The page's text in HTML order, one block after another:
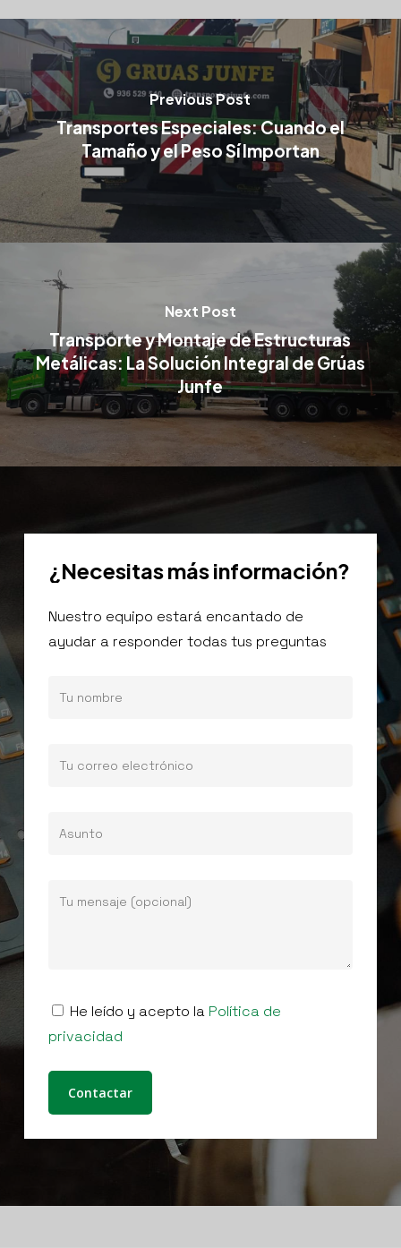
Previous Post
Transportes Especiales: Cuando el
Tamaño y el Peso Sí Importan
Next Post
Transporte y Montaje de Estructuras
Metálicas: La Solución Integral de Grúas
Junfe
¿Necesitasmásinformación?
Nuestro equipo estará encantado de
ayudar a responder todas tus preguntas
He leído y acepto la Política de
privacidad